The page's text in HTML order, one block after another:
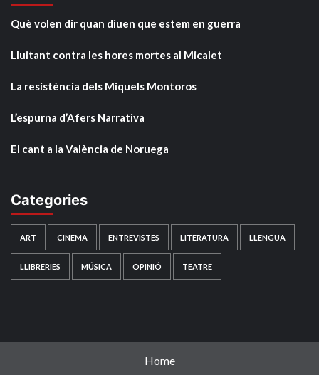
Què volen dir quan diuen que estem en guerra
Lluitant contra les hores mortes al Micalet
La resistència dels Miquels Montoros
L’espurna d’Afers Narrativa
El cant a la València de Noruega
Categories
ART CINEMA ENTREVISTES LITERATURA LLENGUA
LLIBRERIES MÚSICA OPINIÓ TEATRE
Home